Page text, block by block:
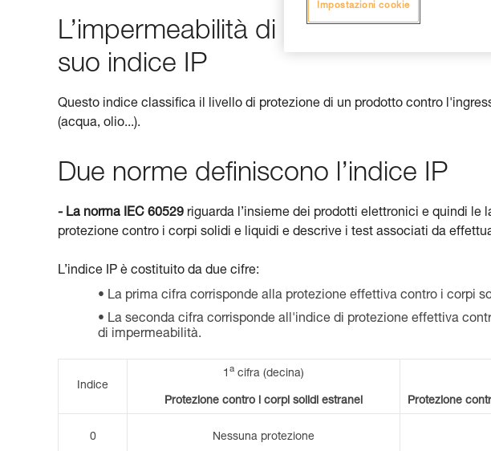
L’impermeabilità di una lampada
suo indice IP
Questo indice classifica il livello di protezione di un prodotto contro
(acqua, olio...).
Due norme definiscono l’indice IP
- La norma IEC 60529 riguarda l’insieme dei prodotti elettronici e quindi le
protezione contro i corpi solidi e liquidi e descrive i test associati da
L’indice IP è costituito da due cifre:
La prima cifra corrisponde alla protezione effettiva contro i corpi
La seconda cifra corrisponde all'indice di protezione effettiva
di impermeabilità.
Indice
1 a cifra (decina)
Protezione contro i corpi solidi estranei Protezione
0 Nessuna protezione
Impostazioni cookie